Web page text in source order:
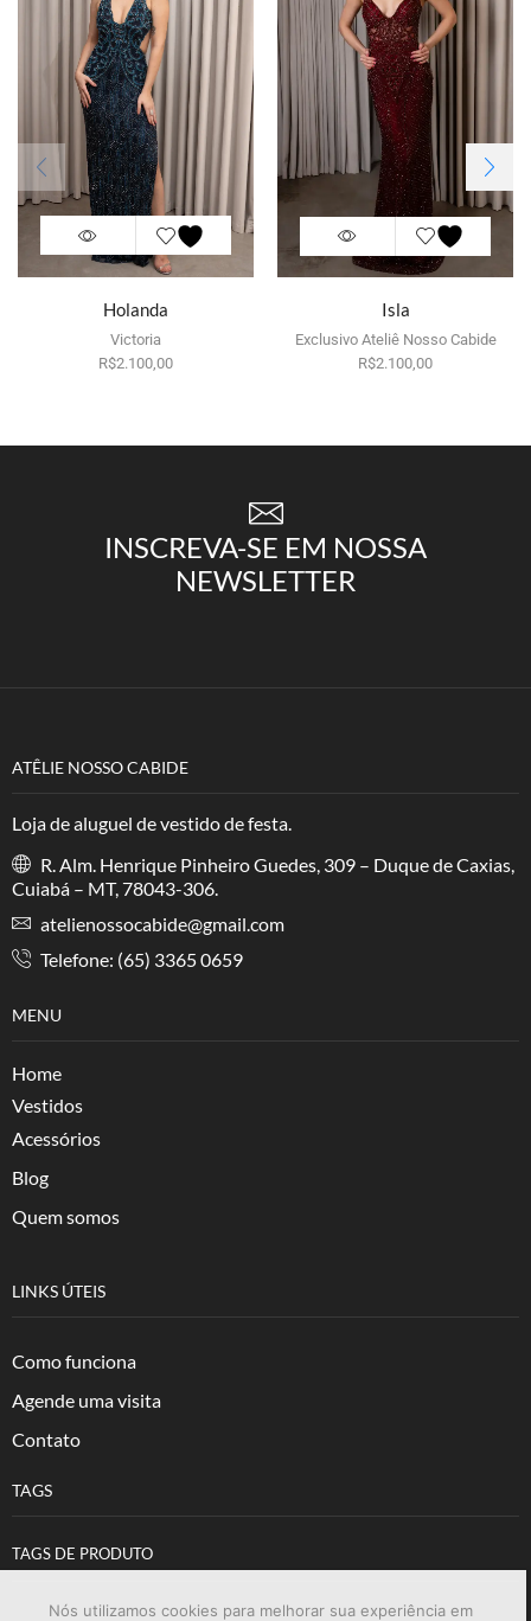
Holanda
Victoria
R$2.100,00
Por aluguel
Isla
Exclusivo Ateliê Nosso Cabide
R$2.100,00
Por aluguel
INSCREVA-SE EM NOSSA
NEWSLETTER
ATÊLIE NOSSO CABIDE
Loja de aluguel de vestido de festa.
R. Alm. Henrique Pinheiro Guedes, 309 – Duque de Caxias,
Cuiabá – MT, 78043-306.
atelienossocabide@gmail.com
Telefone: (65) 3365 0659
MENU
Home
Vestidos
Acessórios
Blog
Quem somos
LINKS ÚTEIS
Como funciona
Agende uma visita
Contato
TAGS
TAGS DE PRODUTO
Nós utilizamos cookies para melhorar sua experiência em